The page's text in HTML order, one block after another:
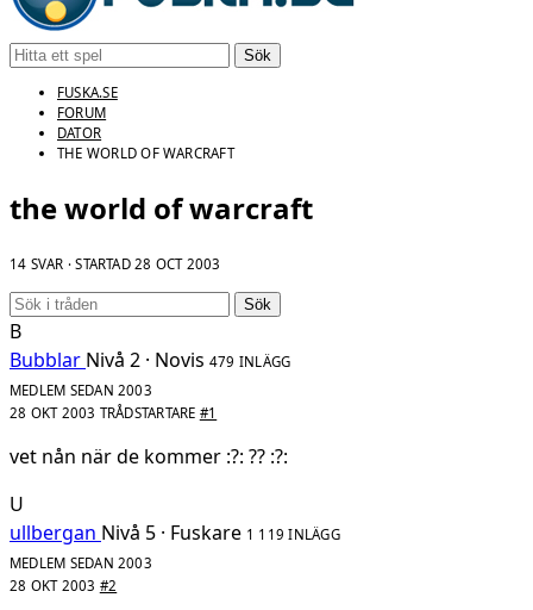
Sök
FUSKA.SE
FORUM
DATOR
THE WORLD OF WARCRAFT
the world of warcraft
14 SVAR · STARTAD28 OCT 2003
Sök
B
Bubblar Nivå 2 · Novis 479 INLÄGG
MEDLEM SEDAN 2003
28 OKT 2003 TRÅDSTARTARE #1
vet nån när de kommer :?: ?? :?:
U
ullbergan Nivå 5 · Fuskare 1 119 INLÄGG
MEDLEM SEDAN 2003
28 OKT 2003 #2